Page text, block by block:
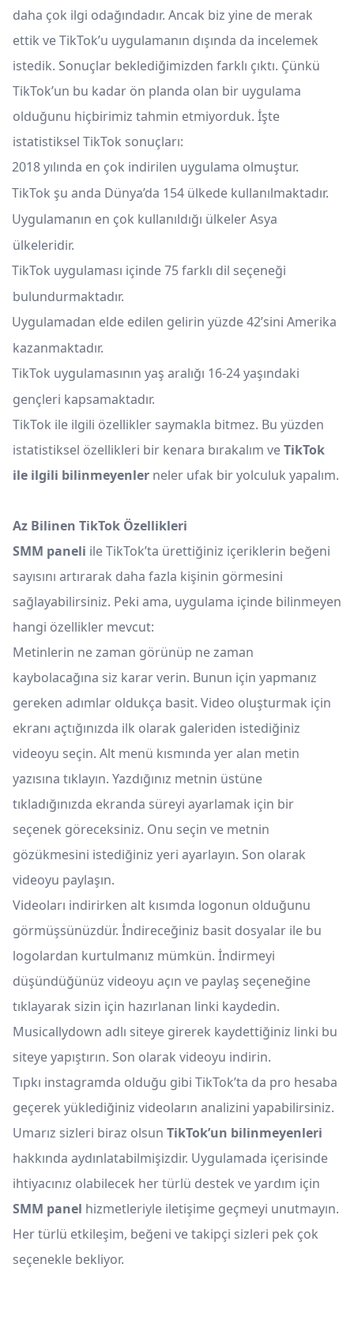
daha çok ilgi odağındadır. Ancak biz yine de merak
ettik ve TikTok’u uygulamanın dışında da incelemek
istedik. Sonuçlar beklediğimizden farklı çıktı. Çünkü
TikTok’un bu kadar ön planda olan bir uygulama
olduğunu hiçbirimiz tahmin etmiyorduk. İşte
istatistiksel TikTok sonuçları:
2018 yılında en çok indirilen uygulama olmuştur.
TikTok şu anda Dünya’da 154 ülkede kullanılmaktadır.
Uygulamanın en çok kullanıldığı ülkeler Asya
ülkeleridir.
TikTok uygulaması içinde 75 farklı dil seçeneği
bulundurmaktadır.
Uygulamadan elde edilen gelirin yüzde 42’sini Amerika
kazanmaktadır.
TikTok uygulamasının yaş aralığı 16-24 yaşındaki
gençleri kapsamaktadır.
TikTok ile ilgili özellikler saymakla bitmez. Bu yüzden
istatistiksel özellikleri bir kenara bırakalım veTikTok
ile ilgili bilinmeyenler neler ufak bir yolculuk yapalım.
Az Bilinen TikTok Özellikleri
SMM paneli ile TikTok’ta ürettiğiniz içeriklerin beğeni
sayısını artırarak daha fazla kişinin görmesini
sağlayabilirsiniz. Peki ama, uygulama içinde bilinmeyen
hangi özellikler mevcut:
Metinlerin ne zaman görünüp ne zaman
kaybolacağına siz karar verin. Bunun için yapmanız
gereken adımlar oldukça basit. Video oluşturmak için
ekranı açtığınızda ilk olarak galeriden istediğiniz
videoyu seçin. Alt menü kısmında yer alan metin
yazısına tıklayın. Yazdığınız metnin üstüne
tıkladığınızda ekranda süreyi ayarlamak için bir
seçenek göreceksiniz. Onu seçin ve metnin
gözükmesini istediğiniz yeri ayarlayın. Son olarak
videoyu paylaşın.
Videoları indirirken alt kısımda logonun olduğunu
görmüşsünüzdür. İndireceğiniz basit dosyalar ile bu
logolardan kurtulmanız mümkün. İndirmeyi
düşündüğünüz videoyu açın ve paylaş seçeneğine
tıklayarak sizin için hazırlanan linki kaydedin.
Musicallydown adlı siteye girerek kaydettiğiniz linki bu
siteye yapıştırın. Son olarak videoyu indirin.
Tıpkı instagramda olduğu gibi TikTok’ta da pro hesaba
geçerek yüklediğiniz videoların analizini yapabilirsiniz.
Umarız sizleri biraz olsun TikTok’un bilinmeyenleri
hakkında aydınlatabilmişizdir. Uygulamada içerisinde
ihtiyacınız olabilecek her türlü destek ve yardım için
SMM panel hizmetleriyle iletişime geçmeyi unutmayın.
Her türlü etkileşim, beğeni ve takipçi sizleri pek çok
seçenekle bekliyor.